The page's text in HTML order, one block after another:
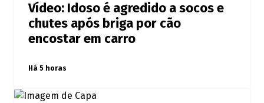
Vídeo: Idoso é agredido a socos e
chutes após briga por cão
encostar em carro
Há 5 horas